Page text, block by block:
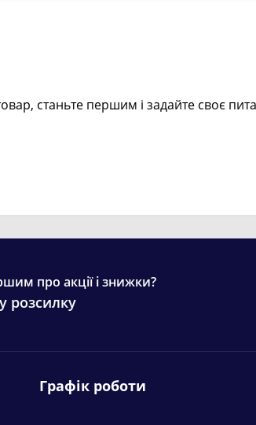
станьте першим і задайте своє
про акції і знижки?
розсилку
Графік роботи